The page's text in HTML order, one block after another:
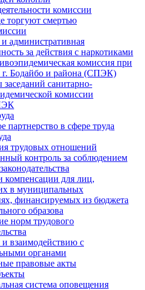
комиссии
торгуют смертью
административная
за действия с наркотиками
комиссия при
Бодайбо и района (СПЭК)
санитарно-
комиссии
партнерство в сфере труда
трудовых отношений
контроль за соблюдением
компенсации для лиц,
в муниципальных
финансируемых из бюджета
образова
норм трудового
взаимодействию с
органами
правовые акты
система оповещения